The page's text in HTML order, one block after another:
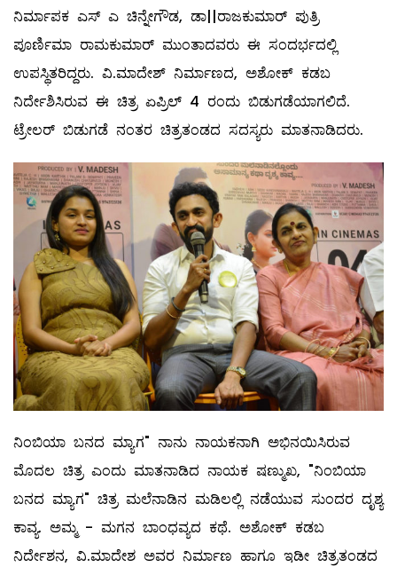
ನಿರ್ಮಾಪಕ ಎಸ್‌‌ ಎ ಚಿನ್ನೇಗೌಡ, ಡಾ||ರಾಜಕುಮಾರ್ ಪುತ್ರಿ
ಪೂರ್ಣಿಮಾ ರಾಮಕುಮಾರ್ ಮುಂತಾದವರು ಈ ಸಂದರ್ಭದಲ್ಲಿ
ಉಪಸ್ಥಿತರಿದ್ದರು. ವಿ.ಮಾದೇಶ್ ನಿರ್ಮಾಣದ, ಅಶೋಕ್ ಕಡಬ
ನಿರ್ದೇಶಿಸಿರುವ ಈ ಚಿತ್ರ ಏಪ್ರಿಲ್ 4 ರಂದು ಬಿಡುಗಡೆಯಾಗಲಿದೆ.
ಟ್ರೇಲರ್ ಬಿಡುಗಡೆ ನಂತರ ಚಿತ್ರತಂಡದ ಸದಸ್ಯರು ಮಾತನಾಡಿದರು.
ನಿಂಬಿಯಾ ಬನದ‌ ಮ್ಯಾಗ" ನಾನು ನಾಯಕನಾಗಿ ಅಭಿನಯಿಸಿರುವ
ಮೊದಲ ಚಿತ್ರ ಎಂದು ಮಾತನಾಡಿದ ನಾಯಕ ಷಣ್ಮುಖ,‌ "ನಿಂಬಿಯಾ
ಬನದ ಮ್ಯಾಗ" ಚಿತ್ರ ಮಲೆನಾಡಿನ ಮಡಿಲಲ್ಲಿ ನಡೆಯುವ ಸುಂದರ ದೃಶ್ಯ
ಕಾವ್ಯ. ಅಮ್ಮ‌ - ಮಗನ ಬಾಂಧವ್ಯದ ಕಥೆ. ಅಶೋಕ್ ಕಡಬ
ನಿರ್ದೇಶನ, ವಿ.ಮಾದೇಶ ಅವರ ನಿರ್ಮಾಣ ಹಾಗೂ ಇಡೀ ಚಿತ್ರತಂಡದ